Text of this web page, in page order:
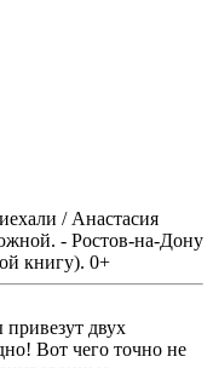
/ Анастасия
- Ростов-на-Дону
книгу). 0+
привезут двух
Вот чего точно не